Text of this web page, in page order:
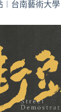
︱台南藝術大學